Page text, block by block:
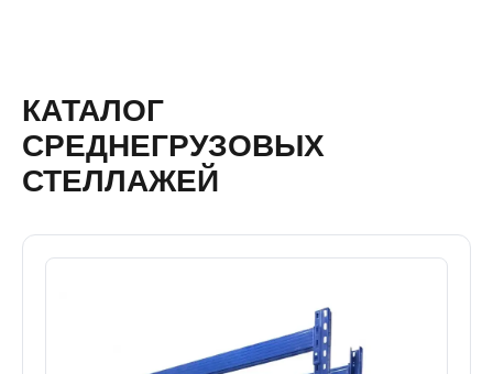
КАТАЛОГ
СРЕДНЕГРУЗОВЫХ
СТЕЛЛАЖЕЙ